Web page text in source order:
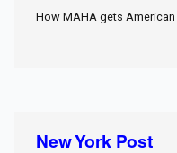
How MAHA gets
New York Post